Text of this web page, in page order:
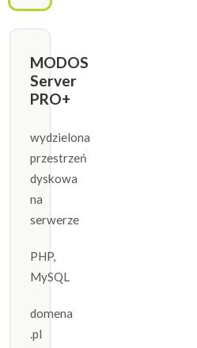
MODOS
Server
PRO+
wydzielona
przestrzeń
dyskowa
na
serwerze
PHP,
MySQL
domena
.pl